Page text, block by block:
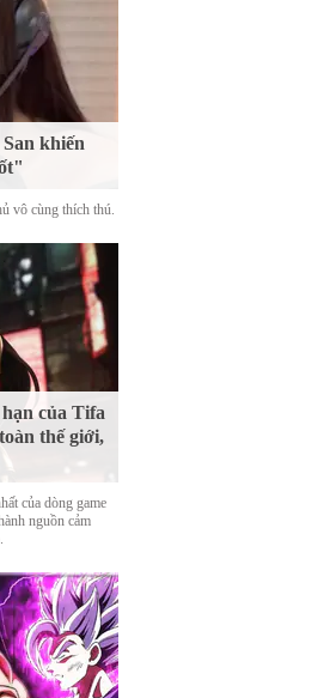
khiến
vô cùng thích thú.
của Tifa
thế giới,
của dòng game
nguồn cảm